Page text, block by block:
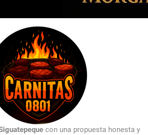
con una propuesta honesta y